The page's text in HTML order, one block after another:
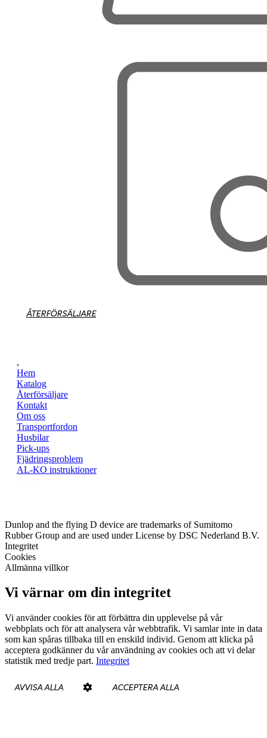
ÅTERFÖRSÄLJARE
,
Hem
Katalog
Återförsäljare
Kontakt
Om oss
Transportfordon
Husbilar
Pick-ups
Fjädringsproblem
AL-KO instruktioner
Dunlop and the flying D device are trademarks of Sumitomo
Rubber Group and are used under License by DSC Nederland B.V.
Integritet
Cookies
Allmänna villkor
Vi värnar om din integritet
Vi använder cookies för att förbättra din upplevelse på vår
webbplats och för att analysera vår webbtrafik. Vi samlar inte in data
som kan spåras tillbaka till en enskild individ. Genom att klicka på
acceptera godkänner du vår användning av cookies och att vi delar
statistik med tredje part. Integritet
AVVISA ALLA ACCEPTERA ALLA